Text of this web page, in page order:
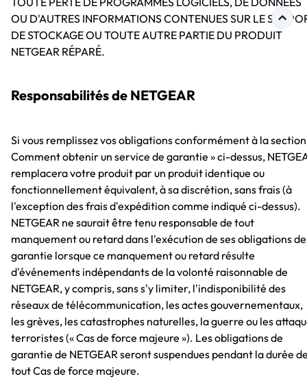
OU D'AUTRES INFORMATIONS CONTENUES SUR LE
DE STOCKAGE OU TOUTE AUTRE PARTIE DU PRODUIT
NETGEAR RÉPARÉ.
Responsabilités de NETGEAR
Si vous remplissez vos obligations conformément à la section
Comment obtenir un service de garantie » ci-dessus,
remplacera votre produit par un produit identique ou
fonctionnellement équivalent, à sa discrétion, sans frais (à
l'exception des frais d'expédition comme indiqué ci-dessus).
NETGEAR ne saurait être tenu responsable de tout
manquement ou retard dans l'exécution de ses obligations de
garantie lorsque ce manquement ou retard résulte
d'événements indépendants de la volonté raisonnable de
NETGEAR, y compris, sans s'y limiter, l'indisponibilité des
réseaux de télécommunication, les actes gouvernementaux,
les grèves, les catastrophes naturelles, la guerre ou les
terroristes (« Cas de force majeure »). Les obligations de
garantie de NETGEAR seront suspendues pendant la durée
tout Cas de force majeure.